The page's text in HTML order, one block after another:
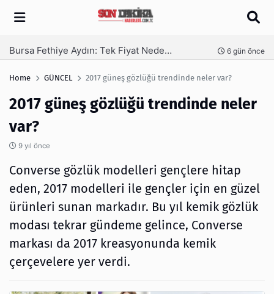
Arama
SEO Hizmeti Alırken Kandırılmamak İçin Bilinmesi Gerekenler 1 hafta önce
Home GÜNCEL 2017 güneş gözlüğü trendinde neler var?
2017 güneş gözlüğü trendinde neler
var?
9 yıl önce
Converse gözlük modelleri gençlere hitap
eden, 2017 modelleri ile gençler için en güzel
ürünleri sunan markadır. Bu yıl kemik gözlük
modası tekrar gündeme gelince, Converse
markası da 2017 kreasyonunda kemik
çerçevelere yer verdi.